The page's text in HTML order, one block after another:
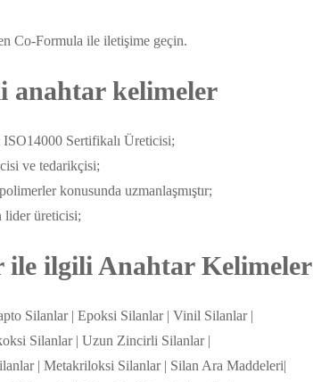
Co-Formula ile iletişime geçin.
anahtar kelimeler
Sertifikalı Üreticisi;
ve tedarikçisi;
konusunda uzmanlaşmıştır;
lider üreticisi;
ilgili Anahtar Kelimeler
Silanlar | Epoksi Silanlar | Vinil Silanlar |
Silanlar | Uzun Zincirli Silanlar |
| Metakriloksi Silanlar | Silan Ara Maddeleri|